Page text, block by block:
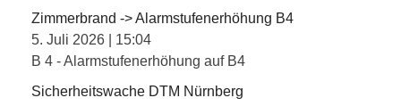
Zimmerbrand -> Alarmstufenerhöhung B4
5. Juli 2026
15:04
B 4 - Alarmstufenerhöhung auf B4
Sicherheitswache DTM Nürnberg